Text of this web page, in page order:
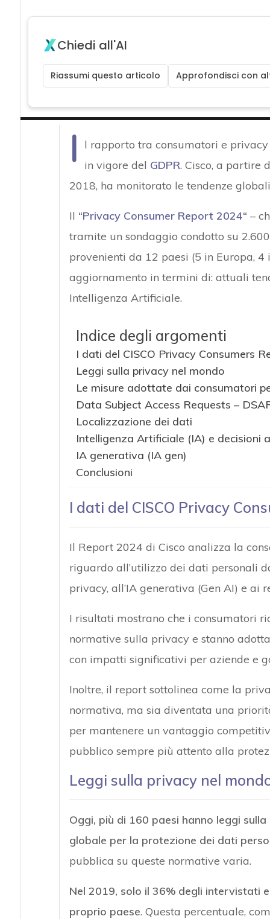
Chiedi all'AI
Riassumi questo articolo Approfondisci con
I
l rapporto tra consumatori e privacy
in vigore del GDPR. Cisco, a partire
2018, ha monitorato le tendenze
Il “Privacy Consumer Report 2024“ –
tramite un sondaggio condotto su
provenienti da 12 paesi (5 in Europa,
aggiornamento in termini di: attuali
Intelligenza Artificiale.
Indice degli argomenti
I dati del CISCO Privacy Consumers
Leggi sulla privacy nel mondo
Le misure adottate dai consumatori
Data Subject Access Requests –
Localizzazione dei dati
Intelligenza Artificiale (IA) e decisioni
IA generativa (IA gen)
Conclusioni
I dati del CISCO Privacy
Il Report 2024 di Cisco analizza la
riguardo all’utilizzo dei dati personali
privacy, all’IA generativa (Gen AI) e ai
I risultati mostrano che i consumatori
normative sulla privacy e stanno
con impatti significativi per aziende e
Inoltre, il report sottolinea come la
normativa, ma sia diventata una
per mantenere un vantaggio
pubblico sempre più attento alla
Leggi sulla privacy nel
Oggi, più di 160 paesi hanno leggi
globale per la protezione dei dati
pubblica su queste normative varia.
Nel 2019, solo il 36% degli intervistati
proprio paese. Questa percentuale,